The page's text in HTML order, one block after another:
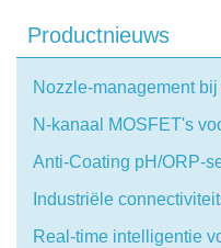
Productnieuws
Nozzle-management
N-kanaal MOSFET's
Anti-Coating pH/ORP-
Industriële
Real-time intelligentie